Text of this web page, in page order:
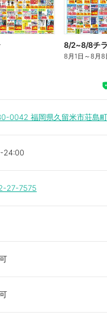
8/2~8/8チ
8月1日 ～8月8
0042 福岡県久留米市荘島
24:00
27-7575